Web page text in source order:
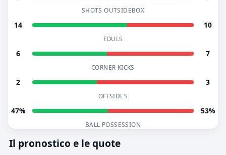
SHOTS OUTSIDEBOX
14 10
FOULS
6 7
CORNER KICKS
2 3
OFFSIDES
47% 53%
BALL POSSESSION
Il pronostico e le quote